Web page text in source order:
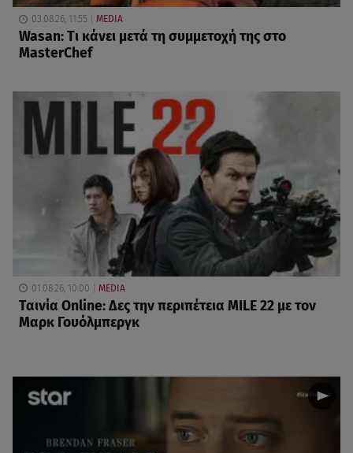
03.08.26, 11:55 MEDIA
Wasan: Tι κάνει μετά τη συμμετοχή της στο
MasterChef
01.08.26, 10:00 MEDIA
Ταινία Online: Δες την περιπέτεια MILE 22 με τον
Μαρκ Γουόλμπεργκ